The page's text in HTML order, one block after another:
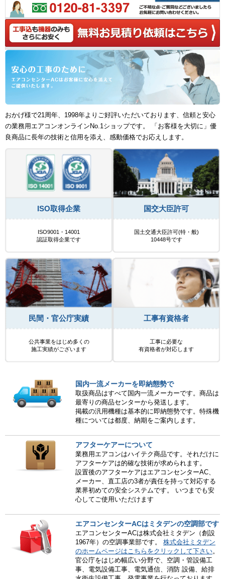
おかげ様で21周年、1998年よりご好評いただいております、信頼と安心
の業務用エアコンオンラインNo.1ショップです。 「お客様を大切に」優
良商品に長年の技術と信用を添え、感動価格でお応えします。
ISO取得企業
ISO9001・14001
認証取得企業です
国交大臣許可
国土交通大臣許可(特・般)
10448号です
民間・官公庁実績
公共事業をはじめ多くの
施工実績がございます
工事有資格者
工事に必要な
有資格者が対応します
国内一流メーカーを即納態勢で
取扱商品はすべて国内一流メーカーです。商品は
最寄りの商品センターから発送します。
掲載の汎用機種は基本的に即納態勢です。特殊機
種については都度、納期をご案内します。
アフターケアーについて
業務用エアコンはハイテク商品です。それだけに
アフターケアは的確な技術が求められます。
設置後のアフターケアはエアコンセンターAC、
メーカー、直工店の3者が責任を持って対応する
業界初めての安全システムです。 いつまでも安
心してご使用いただけます
エアコンセンターACはミタデンの空調部です
エアコンセンターACは株式会社ミタデン（創設
1967年）の空調事業部です。 株式会社ミタデン
のホームページはこちらをクリックして下さい。
官公庁をはじめ幅広い分野で、空調・管設備工
事、電気設備工事、電気通信、消防 設備、給排